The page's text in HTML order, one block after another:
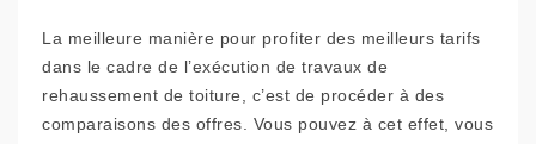
La meilleure manière pour profiter des meilleurs tarifs
dans le cadre de l’exécution de travaux de
rehaussement de toiture, c’est de procéder à des
comparaisons des offres. Vous pouvez à cet effet, vous